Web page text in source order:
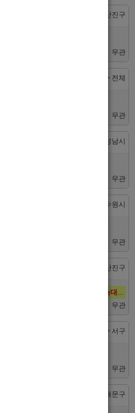
부산 > 부산진구
에서 식구 구합니다
무관
대전 > 전체
, 호빠알바를 모집합니다
무관
경기 > 성남시
바 분들을 모십니다.
무관
경기 > 수원시
수 구인합니다
무관
부산 > 부산진구
[부산호빠 퍼스트] 대한민국 1등규모! 서면호빠 12년째 독점! (구. 헤라,늑대,썸,버드)
무관
대전 > 서구
가모집합니다!
무관
서울 > 동대문구